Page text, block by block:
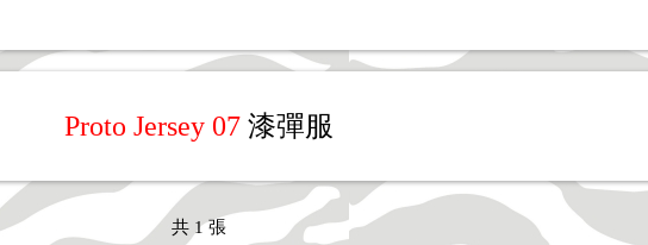
Proto Jersey 07漆彈服
共 1 張